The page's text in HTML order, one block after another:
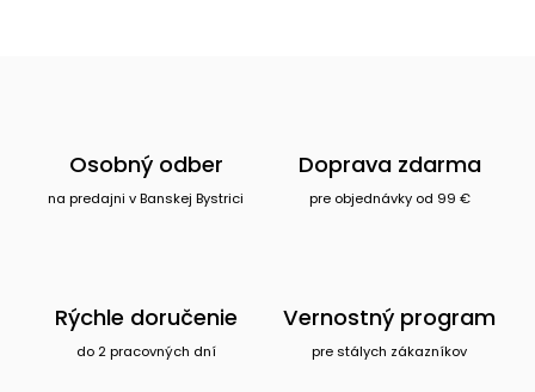
Osobný odber
na predajni v Banskej Bystrici
Doprava zdarma
pre objednávky od 99 €
Rýchle doručenie
do 2 pracovných dní
Vernostný program
pre stálych zákazníkov